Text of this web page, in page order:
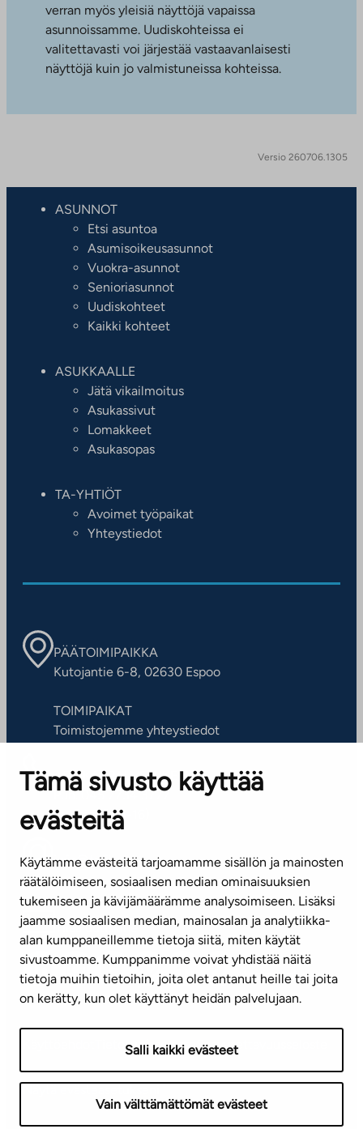
Tämä sivusto käyttää
evästeitä
Käytämme evästeitä tarjoamamme sisällön ja mainosten
räätälöimiseen, sosiaalisen median ominaisuuksien
tukemiseen ja kävijämäärämme analysoimiseen. Lisäksi
jaamme sosiaalisen median, mainosalan ja analytiikka-
alan kumppaneillemme tietoja siitä, miten käytät
sivustoamme. Kumppanimme voivat yhdistää näitä
tietoja muihin tietoihin, joita olet antanut heille tai joita
on kerätty, kun olet käyttänyt heidän palvelujaan.
Salli kaikki evästeet
Vain välttämättömät evästeet
verran myös yleisiä näyttöjä vapaissa
asunnoissamme. Uudiskohteissa ei
valitettavasti voi järjestää vastaavanlaisesti
näyttöjä kuin jo valmistuneissa kohteissa.
Versio 260706.1305
ASUNNOT
Etsi asuntoa
Asumisoikeusasunnot
Vuokra-asunnot
Senioriasunnot
Uudiskohteet
Kaikki kohteet
ASUKKAALLE
Jätä vikailmoitus
Asukassivut
Lomakkeet
Asukasopas
TA-YHTIÖT
Avoimet työpaikat
Yhteystiedot
PÄÄTOIMIPAIKKA
Kutojantie 6-8, 02630 Espoo
TOIMIPAIKAT
Toimistojemme yhteystiedot
ASIAKASPALVELUKESKUS
Puh. 045 7734 3777
(arkisin klo 8-16)
info@ta.fi
Tilaa uutiskirje
Mediapankki
TietosuojaselosteSaavutettavuusseloste